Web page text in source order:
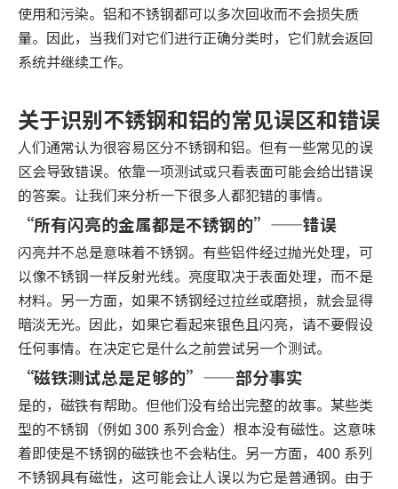
使用和污染。铝和不锈钢都可以多次回收而不会损失质
量。因此，当我们对它们进行正确分类时，它们就会返回
系统并继续工作。
关于识别不锈钢和铝的常见误区和错误
人们通常认为很容易区分不锈钢和铝。但有一些常见的误
区会导致错误。依靠一项测试或只看表面可能会给出错误
的答案。让我们来分析一下很多人都犯错的事情。
“所有闪亮的金属都是不锈钢的”——错误
闪亮并不总是意味着不锈钢。有些铝件经过抛光处理，可
以像不锈钢一样反射光线。亮度取决于表面处理，而不是
材料。另一方面，如果不锈钢经过拉丝或磨损，就会显得
暗淡无光。因此，如果它看起来银色且闪亮，请不要假设
任何事情。在决定它是什么之前尝试另一个测试。
“磁铁测试总是足够的”——部分事实
是的，磁铁有帮助。但他们没有给出完整的故事。某些类
型的不锈钢（例如 300 系列合金）根本没有磁性。这意味
着即使是不锈钢的磁铁也不会粘住。另一方面，400 系列
不锈钢具有磁性，这可能会让人误以为它是普通钢。由于